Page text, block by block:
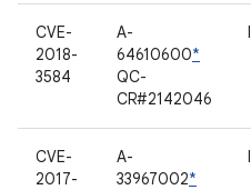
CVE-
2018-
3584
A-
64610600*
QC-
CR#2142046
CVE-
2017-
A-
33967002*